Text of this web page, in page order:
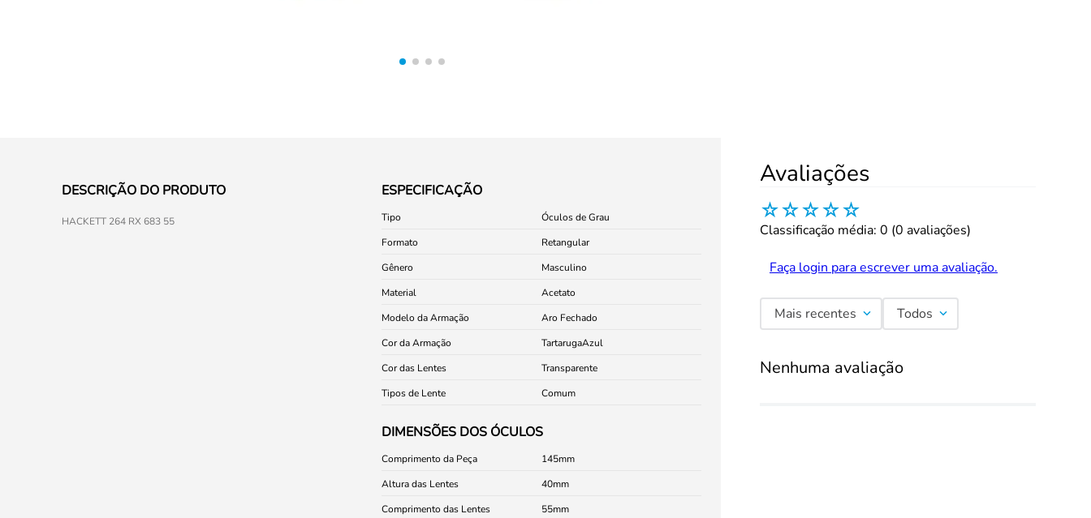
DESCRIÇÃO DO PRODUTO
HACKETT 264 RX 683 55
ESPECIFICAÇÃO
Tipo
Óculos de Grau
Formato
Retangular
Gênero
Masculino
Material
Acetato
Modelo da Armação
Aro Fechado
Cor da Armação
TartarugaAzul
Cor das Lentes
Transparente
Tipos de Lente
Comum
DIMENSÕES DOS ÓCULOS
Comprimento da Peça
145
Altura das Lentes
40
Comprimento das Lentes
55
Avaliações
☆☆☆☆☆
Classificação média: 0 (0 avaliações)
Faça login para escrever uma avaliação.
Mais recentes Todos
Nenhuma avaliação